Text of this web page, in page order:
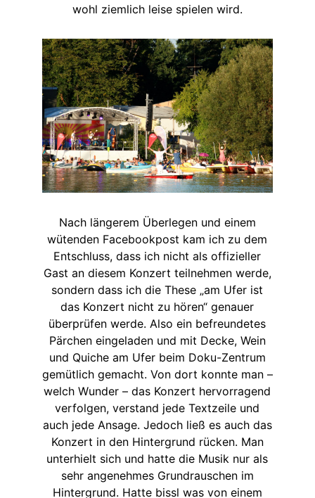
wohl ziemlich leise spielen wird.
Nach längerem Überlegen und einem
wütenden Facebookpost kam ich zu dem
Entschluss, dass ich nicht als offizieller
Gast an diesem Konzert teilnehmen werde,
sondern dass ich die These „am Ufer ist
das Konzert nicht zu hören“ genauer
überprüfen werde. Also ein befreundetes
Pärchen eingeladen und mit Decke, Wein
und Quiche am Ufer beim Doku-Zentrum
gemütlich gemacht. Von dort konnte man –
welch Wunder – das Konzert hervorragend
verfolgen, verstand jede Textzeile und
auch jede Ansage. Jedoch ließ es auch das
Konzert in den Hintergrund rücken. Man
unterhielt sich und hatte die Musik nur als
sehr angenehmes Grundrauschen im
Hintergrund. Hatte bissl was von einem